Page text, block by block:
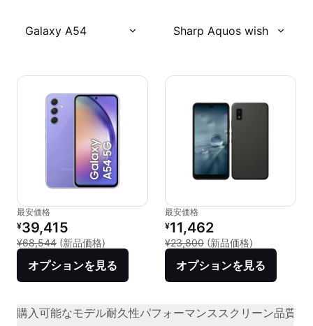
Galaxy A54 Sharp Aquos wish
最安価格
リファービッシュ品の価格：
¥39,415
¥68,544 (新品価格) 新品との比較：¥68,544
オプションを見る
最安価格
リファービッシュ品の価格：
¥11,462
¥23,800 (新品価格)
オプションを見る
購入可能なモデル耐久性パフォーマンススクリーン品質